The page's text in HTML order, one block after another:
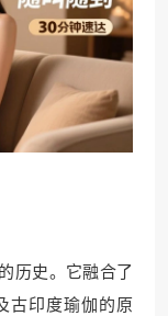
历史。它融合了
古印度瑜伽的原